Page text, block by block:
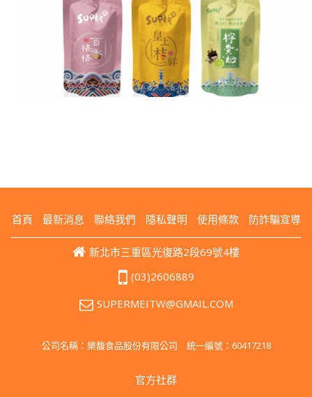
首頁 最新消息 聯絡我們 隱私聲明 使用條款 防詐騙宣導
新北市三重區光復路2段69號4樓
(03)2606889
SUPERMEITW@GMAIL.COM
公司名稱：樂馥食品股份有限公司 統一編號：60417218
官方社群